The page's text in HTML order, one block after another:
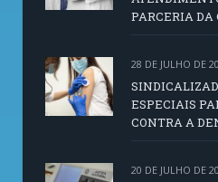
PARCERIA DA
28 DE JULHO DE
ESPECIAIS
CONTRA A
20 DE JULHO DE